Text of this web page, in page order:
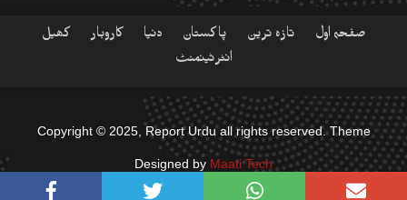
صفحہ اول تازہ ترین پاکستان دنیا کاروبار
کھیل
انٹرٹینمنٹ
Copyright © 2025, Report Urdu all rights reserved. Theme
Designed by Maati Tech